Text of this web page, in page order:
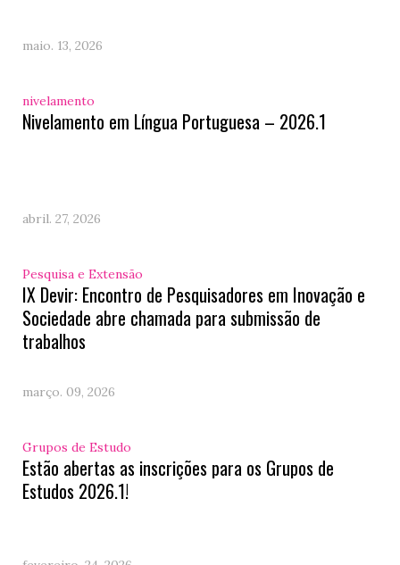
maio. 13, 2026
nivelamento
Nivelamento em Língua Portuguesa – 2026.1
abril. 27, 2026
Pesquisa e Extensão
IX Devir: Encontro de Pesquisadores em Inovação e
Sociedade abre chamada para submissão de
trabalhos
março. 09, 2026
Grupos de Estudo
Estão abertas as inscrições para os Grupos de
Estudos 2026.1!